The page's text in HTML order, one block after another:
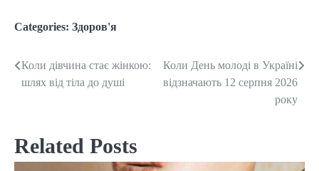
Categories: Здоров'я
Post
Коли дівчина стає жінкою:
шлях від тіла до душі
Коли День молоді в Україні
відзначають 12 серпня 2026
року
Related Posts